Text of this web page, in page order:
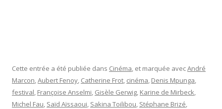
Cette entrée a été publiée dans Cinéma, et marquée avecAndré
Marcon,Aubert Fenoy, Catherine Frot, cinéma, Denis Mpunga,
festival, Françoise Anselmi, Gisèle Gerwig, Karine de Mirbeck,
Michel Fau, Saïd Aïssaoui, Sakina Toilibou, Stéphane Brizé,